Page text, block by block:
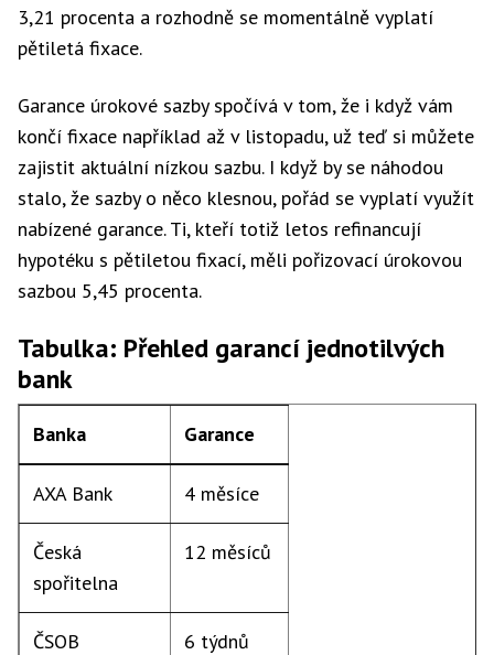
3,21 procenta a rozhodně se momentálně vyplatí
pětiletá fixace.
Garance úrokové sazby spočívá v tom, že i když vám
končí fixace například až v listopadu, už teď si můžete
zajistit aktuální nízkou sazbu. I když by se náhodou
stalo, že sazby o něco klesnou, pořád se vyplatí využít
nabízené garance. Ti, kteří totiž letos refinancují
hypotéku s pětiletou fixací, měli pořizovací úrokovou
sazbou 5,45 procenta.
Tabulka: Přehled garancí jednotilvých
bank
Banka Garance
AXA Bank 4 měsíce
Česká
spořitelna
12 měsíců
ČSOB 6 týdnů